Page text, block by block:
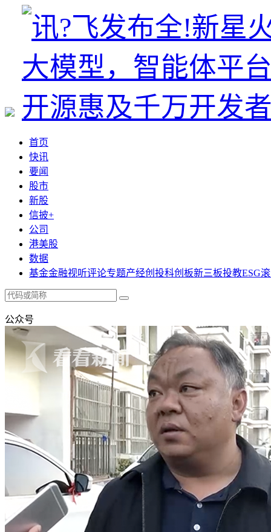
首页
快讯
要闻
股市
新股
信披+
公司
港美股
数据
基金金融视听评论专题产经创投科创板新三板投教ESG
公众号